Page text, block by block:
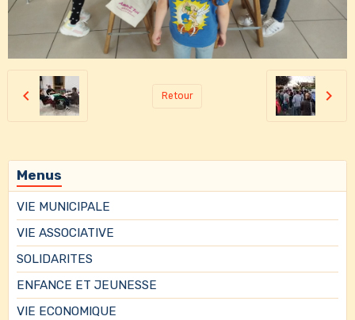
Retour
Menus
VIE MUNICIPALE
VIE ASSOCIATIVE
SOLIDARITES
ENFANCE ET JEUNESSE
VIE ECONOMIQUE